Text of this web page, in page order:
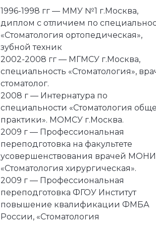
1996-1998 гг — ММУ №1 г.Москва,
диплом с отличием по
«Стоматология ортопедическая»,
зубной техник
2002-2008 гг — МГМСУ г.Москва,
специальность «Стоматология»,
стоматолог.
2008 г — Интернатура по
специальности «Стоматология
практики». МОМСУ г.Москва.
2009 г — Профессиональная
переподготовка на факультете
усовершенствования врачей
«Стоматология хирургическая».
2009 г — Профессиональная
переподготовка ФГОУ Институт
повышение квалификации ФМБА
России, «Стоматология